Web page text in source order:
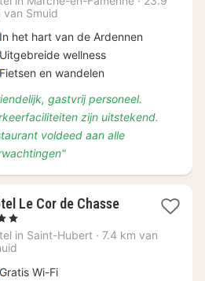
van Smuid
In het hart van de Ardennen
Uitgebreide wellness
Fietsen en wandelen
gastvrij personeel.
zijn uitstekend.
voldeed aan alle
Le Cor de Chasse1
vanaf
in Saint-Hubert · 7.4 km van
Gratis Wi-Fi